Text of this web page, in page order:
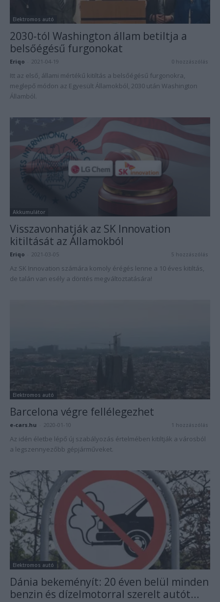
Elektromos autó
2030-tól Washington állam betiltja a
belsőégésű furgonokat
Eriqo 2021-04-19 0 hozzászólás
Itt az első, állami mértékű kitiltás a belsőégésű furgonokra,
meglepő módon az Egyesült Államokból, 2030 után Washington
Államból.
Akkumulátor
Visszavonhatják az SK Innovation
kitiltását az Államokból
Eriqo 2021-03-05 5 hozzászólás
Az SK Innovation számára komoly érégés lenne a 10 éves kitiltás,
de talán van esély a döntés megváltoztatására!
Elektromos autó
Barcelona végre fellélegezhet
e-cars.hu 2020-01-10 1 hozzászólás
Az idén életbe lépő új szabályozás értelmében kitiltják a városból
a legszennyezőbb gépjárműveket.
Elektromos autó
Dánia bekeményít: 20 éven belül minden
benzin és dízelmotorral szerelt autót...